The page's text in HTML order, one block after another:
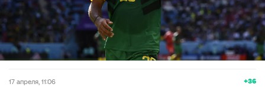
+36
17 апреля, 11:06